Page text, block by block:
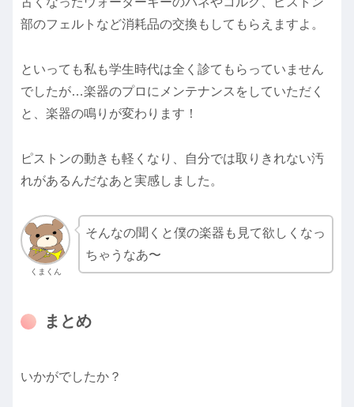
部のフェルトなど消耗品の交換もしてもらえますよ。
といっても私も学生時代は全く診てもらっていません
でしたが…楽器のプロにメンテナンスをしていただく
と、楽器の鳴りが変わります！
ピストンの動きも軽くなり、自分では取りきれない汚
れがあるんだなあと実感しました。
くまくん
そんなの聞くと僕の楽器も見て欲しくなっ
ちゃうなあ〜
まとめ
いかがでしたか？